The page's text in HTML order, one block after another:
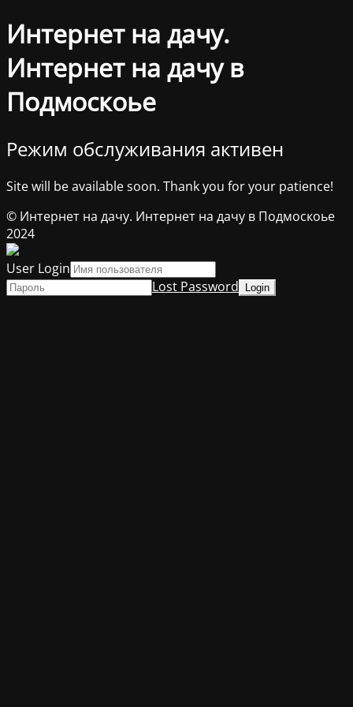
Интернет на дачу.
Интернет на дачу в
Подмоскоье
Режим обслуживания активен
Site will be available soon. Thank you for your patience!
© Интернет на дачу. Интернет на дачу в Подмоскоье
2024
User Login
Lost Password